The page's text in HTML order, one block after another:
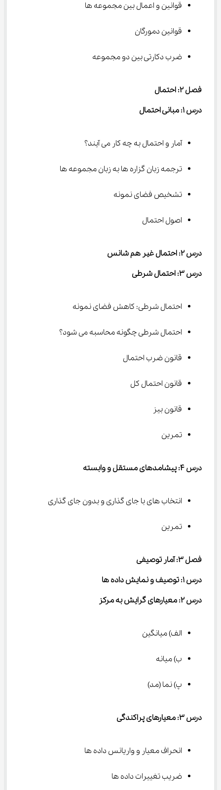
قوانین و اعمال بین مجموعه ها
قوانین دمورگان
ضرب دکارتی بین دو مجموعه
فصل ۲: احتمال
درس ۱: مبانی احتمال
آمار و احتمال به چه کار می آیند؟
ترجمه زبان گزاره ها به زبان مجموعه ها
تشخیص فضای نمونه
اصول احتمال
درس ۲: احتمال غير هم شانس
درس ۳: احتمال شرطی
احتمال شرطی: کاهش فضای نمونه
احتمال شرطی چگونه محاسبه می شود؟
قانون ضرب احتمال
قانون احتمال كل
قانون بیز
تمرین
درس ۴: پیشامدهای مستقل و وابسته
انتخاب های با جای گذاری و بدون جای گذاری
تمرین
فصل ۳: آمار توصیفی
درس ۱: توصیف و نمایش داده ها
درس ۲: معیارهای گرایش به مرکز
الف) میانگین
ب) میانه
پ) نما (مد)
درس ۳: معیارهای پراکندگی
انحراف معیار و واریانس داده ها
ضریب تغییرات داده ها